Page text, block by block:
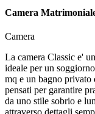
Camera
Camera
La camera Classic e'
ideale per un
mq e un bagno
pensati per garantire
da uno stile sobrio e
attraverso dettagli